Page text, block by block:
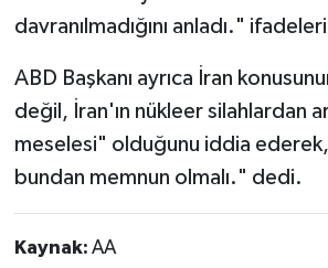
davranılmadığını anladı."
ABD Başkanı ayrıca İran
değil, İran'ın nükleer silahlardan
meselesi" olduğunu iddia
bundan memnun olmalı." dedi.
Kaynak: AA